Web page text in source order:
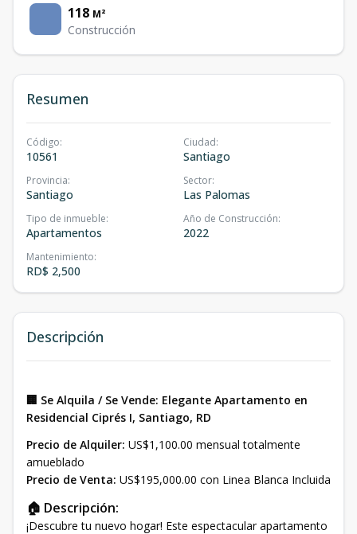
118 M²
Construcción
Resumen
Código:
10561
Ciudad:
Santiago
Provincia:
Santiago
Sector:
Las Palomas
Tipo de inmueble:
Apartamentos
Año de Construcción:
2022
Mantenimiento:
RD$ 2,500
Descripción
🏢 Se Alquila / Se Vende: Elegante Apartamento en
Residencial Ciprés I, Santiago, RD
Precio de Alquiler: US$1,100.00 mensual totalmente
amueblado
Precio de Venta: US$195,000.00 con Linea Blanca Incluida
🏠 Descripción:
¡Descubre tu nuevo hogar! Este espectacular apartamento